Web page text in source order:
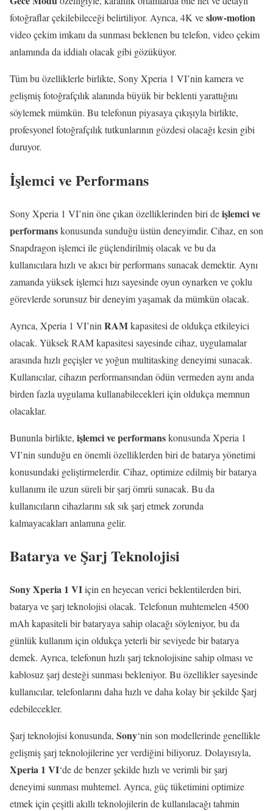
fotoğraflar çekilebileceği belirtiliyor. Ayrıca, 4K veslow-motion
video çekim imkanı da sunması beklenen bu telefon, video çekim
anlamında da iddialı olacak gibi gözüküyor.
Tüm bu özelliklerle birlikte, Sony Xperia 1 VI’nin kamera ve
gelişmiş fotoğrafçılık alanında büyük bir beklenti yarattığını
söylemek mümkün. Bu telefonun piyasaya çıkışıyla birlikte,
profesyonel fotoğrafçılık tutkunlarının gözdesi olacağı kesin gibi
duruyor.
İşlemci ve Performans
Sony Xperia 1 VI’nin öne çıkan özelliklerinden biri deişlemci ve
performanskonusunda sunduğu üstün deneyimdir. Cihaz, en son
Snapdragon işlemci ile güçlendirilmiş olacak ve bu da
kullanıcılara hızlı ve akıcı bir performans sunacak demektir. Aynı
zamanda yüksek işlemci hızı sayesinde oyun oynarken ve çoklu
görevlerde sorunsuz bir deneyim yaşamak da mümkün olacak.
Ayrıca, Xperia 1 VI’nin RAMkapasitesi de oldukça etkileyici
olacak. Yüksek RAM kapasitesi sayesinde cihaz, uygulamalar
arasında hızlı geçişler ve yoğun multitasking deneyimi sunacak.
Kullanıcılar, cihazın performansından ödün vermeden aynı anda
birden fazla uygulama kullanabilecekleri için oldukça memnun
olacaklar.
Bununla birlikte, işlemci ve performanskonusunda Xperia 1
VI’nin sunduğu en önemli özelliklerden biri de batarya yönetimi
konusundaki geliştirmelerdir. Cihaz, optimize edilmiş bir batarya
kullanımı ile uzun süreli bir şarj ömrü sunacak. Bu da
kullanıcıların cihazlarını sık sık şarj etmek zorunda
kalmayacakları anlamına gelir.
Batarya ve Şarj Teknolojisi
Sony Xperia 1 VIiçin en heyecan verici beklentilerden biri,
batarya ve şarj teknolojisi olacak. Telefonun muhtemelen 4500
mAh kapasiteli bir bataryaya sahip olacağı söyleniyor, bu da
günlük kullanım için oldukça yeterli bir seviyede bir batarya
demek. Ayrıca, telefonun hızlı şarj teknolojisine sahip olması ve
kablosuz şarj desteği sunması bekleniyor. Bu özellikler sayesinde
kullanıcılar, telefonlarını daha hızlı ve daha kolay bir şekilde Şarj
edebilecekler.
Şarj teknolojisi konusunda, Sony‘nin son modellerinde genellikle
gelişmiş şarj teknolojilerine yer verdiğini biliyoruz. Dolayısıyla,
Xperia 1 VI‘de de benzer şekilde hızlı ve verimli bir şarj
deneyimi sunması muhtemel. Ayrıca, güç tüketimini optimize
etmek için çeşitli akıllı teknolojilerin de kullanılacağı tahmin